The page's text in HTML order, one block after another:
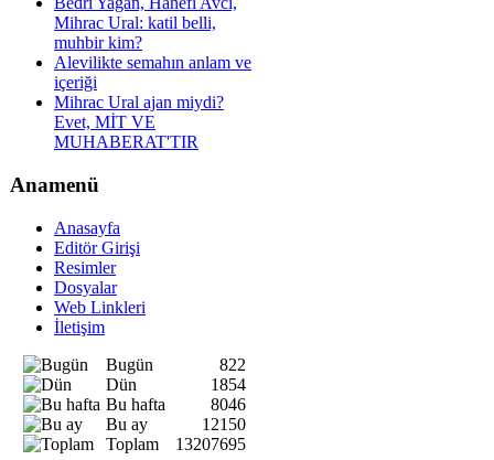
Mihrac Ural: katil belli,
muhbir kim?
Alevilikte semahın anlam ve
içeriği
Mihrac Ural ajan miydi?
Evet, MİT VE
MUHABERAT'TIR
Anamenü
Anasayfa
Editör Girişi
Resimler
Dosyalar
Web Linkleri
İletişim
Bugün
822
Dün
1854
Bu hafta
8046
Bu ay
12150
Toplam
13207695